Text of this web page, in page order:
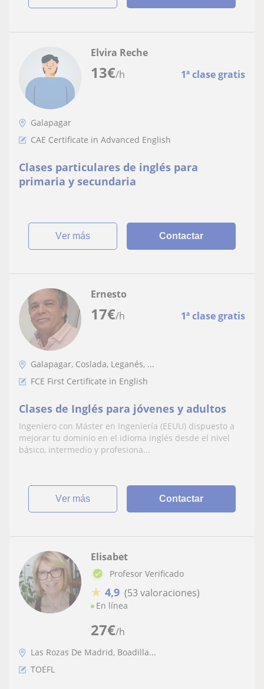
13€/h 1ª clase gratis
Elvira Reche
Galapagar
CAE Certificate in Advanced English
Clases particulares de inglés para
primaria y secundaria
ver más Contactar
17€/h 1ª clase gratis
Ernesto
Galapagar, Coslada, Leganés, ...
FCE First Certificate in English
Clases de Inglés para jóvenes y adultos
Ingeniero con Máster en Ingeniería (EEUU) dispuesto a
mejorar tu dominio en el idioma inglés desde el nivel
básico, intermedio y profesiona...
ver más Contactar
27€/h
Elisabet
Profesor Verificado
★ 4,9 (53 valoraciones)
En línea
Las Rozas De Madrid, Boadilla...
TOEFL